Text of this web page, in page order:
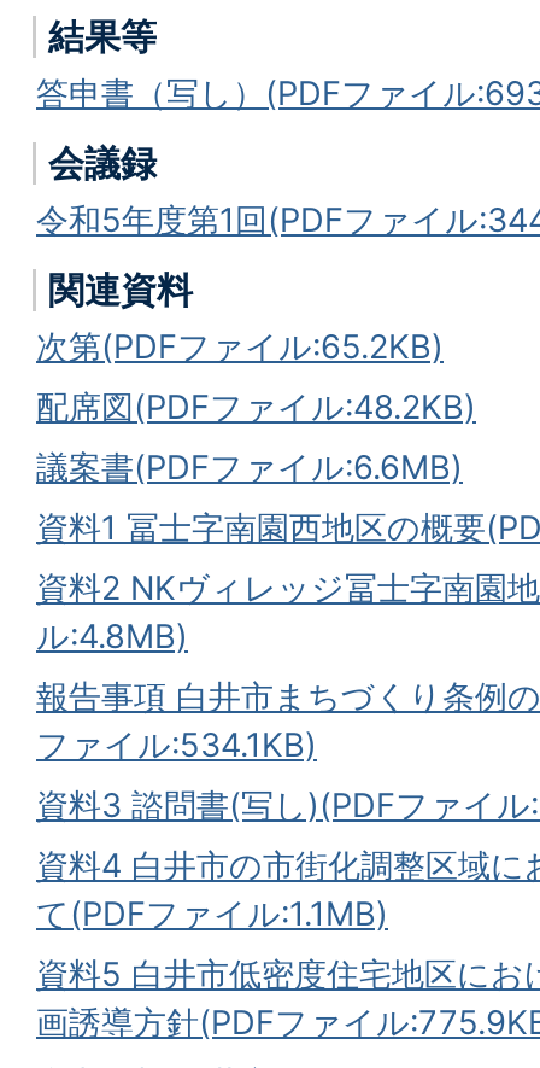
結果等
答申書（写し）(PDFファイル
会議録
令和5年度第1回(PDFファイル
関連資料
次第(PDFファイル:65.2KB)
配席図(PDFファイル:48.2KB)
議案書(PDFファイル:6.6MB)
資料1 冨士字南園西地区の概要
資料2 NKヴィレッジ冨士字南園
ル:4.8MB)
報告事項 白井市まちづくり条例
ファイル:534.1KB)
資料3 諮問書(写し)(PDFファイ
資料4 白井市の市街化調整区域
て(PDFファイル:1.1MB)
資料5 白井市低密度住宅地区に
画誘導方針(PDFファイル